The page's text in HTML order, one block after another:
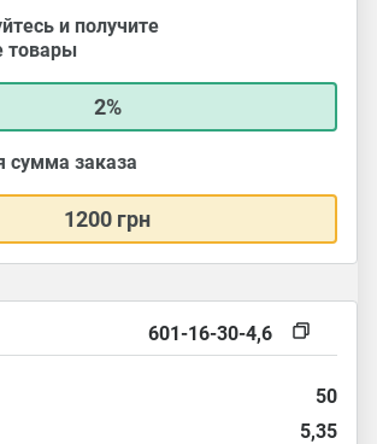
и получите
товары
2%
сумма заказа
1200 грн
601-16-30-4,6
50
5,35